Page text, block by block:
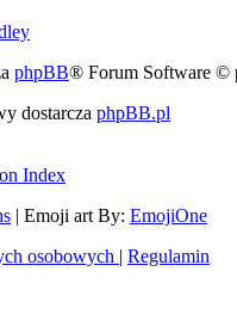
phpBB® Forum Software ©
dostarcza phpBB.pl
Index
| Emoji art By: EmojiOne
osobowych | Regulamin